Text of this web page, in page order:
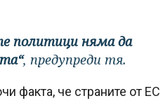
политици няма да
, предупреди тя.
факта, че страните от ЕС